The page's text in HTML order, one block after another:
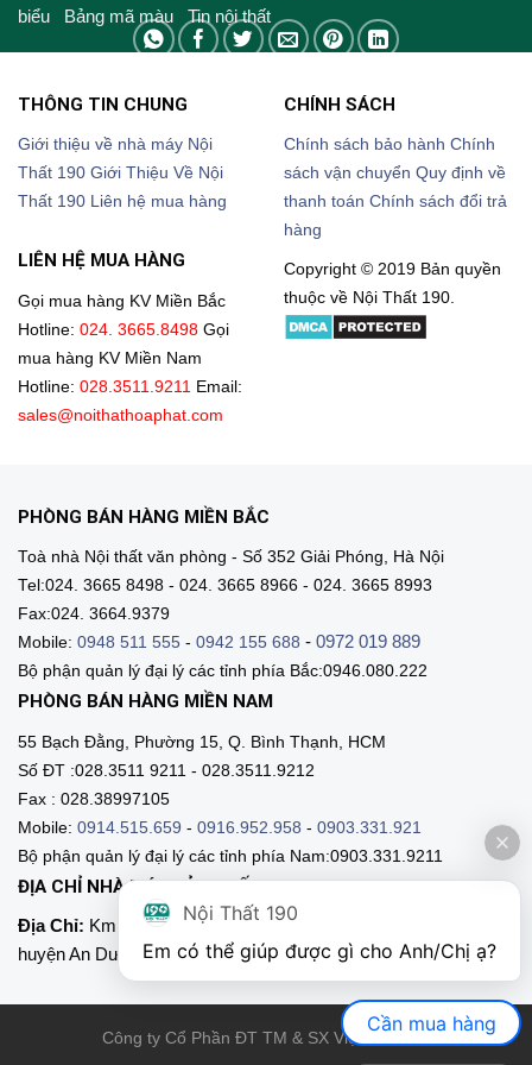
biểu
Bảng mã màu Tin nội thất
THÔNG TIN CHUNG
Giới thiệu về nhà máy Nội
Thất 190 Giới Thiệu Về Nội
Thất 190 Liên hệ mua hàng
CHÍNH SÁCH
Chính sách bảo hành Chính
sách vận chuyển Quy định về
thanh toán Chính sách đổi trả
hàng
LIÊN HỆ MUA HÀNG
Gọi mua hàng KV Miền Bắc
Hotline: 024. 3665.8498 Gọi
mua hàng KV Miền Nam
Hotline: 028.3511.9211
Email:
sales@noithathoaphat.com
Copyright © 2019 Bản quyền
thuộc về Nội Thất 190.
PHÒNG BÁN HÀNG MIỀN BẮC
Toà nhà Nội thất văn phòng - Số 352 Giải Phóng, Hà Nội
Tel:024. 3665 8498 - 024. 3665 8966 - 024. 3665 8993
Fax:024. 3664.9379
Mobile: 0948 511 555 - 0942 155 688 - 0972 019 889
Bộ phận quản lý đại lý các tỉnh phía Bắc:0946.080.222
PHÒNG BÁN HÀNG MIỀN NAM
55 Bạch Đằng, Phường 15, Q. Bình Thạnh, HCM
Số ĐT :028.3511 9211 - 028.3511.9212
Fax : 028.38997105
Mobile: 0914.515.659 - 0916.952.958 - 0903.331.921
Bộ phận quản lý đại lý các tỉnh phía Nam:0903.331.9211
ĐỊA CHỈ NHÀ MÁY SẢN XUẤT
Địa Chỉ: Km 89, Quốc lộ 5 , Thôn Mỹ Tranh, xã Nam Sơn,
huyện An Dương, Hải Phòng
Công ty Cổ Phần ĐT TM & SX Việt Nội Thất
Nội Thất 190
Cần mua hàng